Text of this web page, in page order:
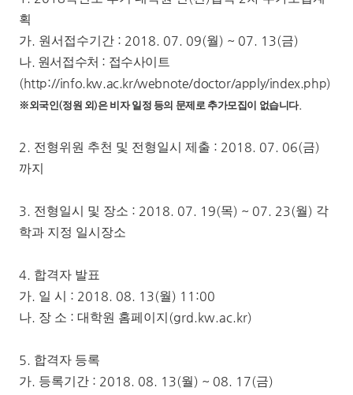
획
가. 원서접수기간 : 2018. 07. 09(월) ~ 07. 13(금)
나. 원서접수처 : 접수사이트
(http://info.kw.ac.kr/webnote/doctor/apply/index.php)
※외국인(정원 외 )은 비자 일정 등의 문제로 추가모집이 없습니다.
2. 전형위원 추천 및 전형일시 제출 : 2018. 07. 06(금)
까지
3. 전형일시 및 장소 : 2018. 07. 19(목) ~ 07. 23(월) 각
학과 지정 일시장소
4. 합격자 발표
가. 일 시 : 2018. 08. 13(월) 11:00
나. 장 소 : 대학원 홈페이지 (grd.kw.ac.kr)
5. 합격자 등록
가. 등록기간 : 2018. 08. 13(월) ~ 08. 17(금)